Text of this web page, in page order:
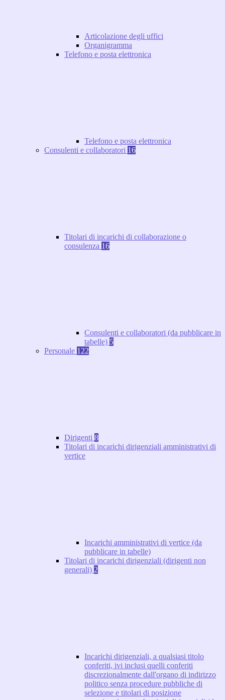
Articolazione degli uffici
Organigramma
Telefono e posta elettronica
Telefono e posta elettronica
Consulenti e collaboratori 16
Titolari di incarichi di collaborazione o
consulenza 16
Consulenti e collaboratori (da pubblicare in
tabelle) 5
Personale 122
Dirigenti 8
Titolari di incarichi dirigenziali amministrativi di
vertice
Incarichi amministrativi di vertice (da
pubblicare in tabelle)
Titolari di incarichi dirigenziali (dirigenti non
generali) 2
Incarichi dirigenziali, a qualsiasi titolo
conferiti, ivi inclusi quelli conferiti
discrezionalmente dall'organo di indirizzo
politico senza procedure pubbliche di
selezione e titolari di posizione